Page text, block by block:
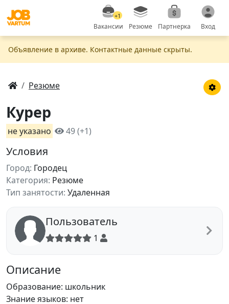
+1
Вакансии Резюме Партнерка Вход
Объявление в apxивe. Контактные данные скрыты.
Резюме
Курер
не указано 49 (+1)
Условия
Город: Городец
Категория: Резюме
Тип занятости: Удаленная
Пользователь
1
Описание
Образование: школьник
Знание языков: нет